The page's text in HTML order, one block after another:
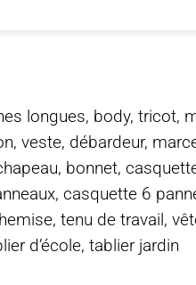
longues, body, tricot,
veste, débardeur,
bonnet,
casquette 6
tenu de travail,
d’école, tablier jardin